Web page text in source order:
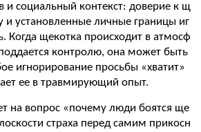
и социальный контекст: доверие к щ
и установленные личные границы иг
Когда щекотка происходит в атмосф
контролю, она может быть
игнорирование просьбы «хватит»
ее в травмирующий опыт.
на вопрос «почему люди боятся ще
страха перед самим прикосн